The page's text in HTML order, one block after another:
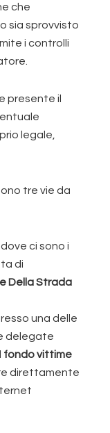
che
sia sprovvisto
i controlli
presente il
legale,
tre vie da
ci sono i
di
Della Strada
una delle
delegate
fondo vittime
direttamente